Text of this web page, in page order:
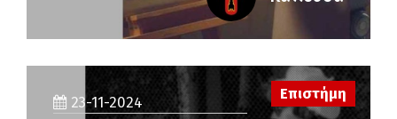
23-11-2024
Επιστήμη